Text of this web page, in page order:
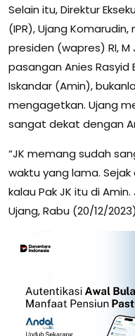
Selain itu, Direktur
(IPR), Ujang
presiden (wapres) RI,
pasangan Anies
Iskandar (Amin),
mengagetkan. Ujang
sangat dekat dengan
“JK memang sudah
waktu yang lama.
kalau Pak JK itu di
Ujang, Rabu (20/12/